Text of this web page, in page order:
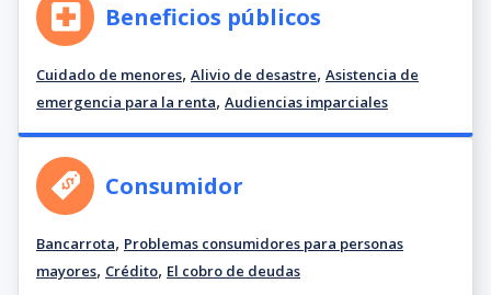
Beneficios públicos
Cuidado de menores, Alivio de desastre, Asistencia de
emergencia para la renta, Audiencias imparciales
Consumidor
Bancarrota, Problemas consumidores para personas
mayores, Crédito, El cobro de deudas